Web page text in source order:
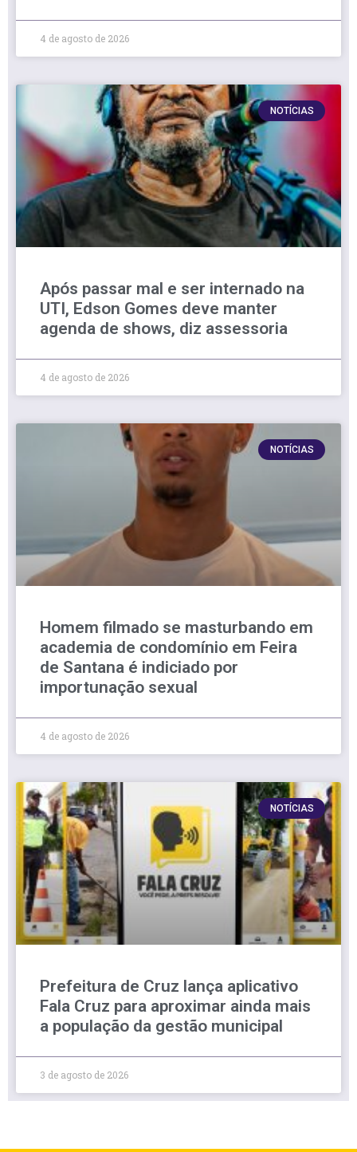
4 de agosto de 2026
NOTÍCIAS
Após passar mal e ser internado na
UTI, Edson Gomes deve manter
agenda de shows, diz assessoria
4 de agosto de 2026
NOTÍCIAS
Homem filmado se masturbando em
academia de condomínio em Feira
de Santana é indiciado por
importunação sexual
4 de agosto de 2026
NOTÍCIAS
Prefeitura de Cruz lança aplicativo
Fala Cruz para aproximar ainda mais
a população da gestão municipal
3 de agosto de 2026